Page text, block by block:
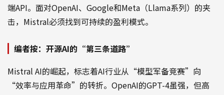
端API。面对OpenAI、Google和Meta（Llama系列）的夹
击，Mistral必须找到可持续的盈利模式。
编者按：开源AI的“第三条道路”
Mistral AI的崛起，标志着AI行业从“模型军备竞赛”向
“效率与应用革命”的转折。OpenAI的GPT-4虽强，但高